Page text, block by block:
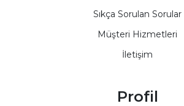
Sıkça Sorulan Sorular
Müşteri Hizmetleri
İletişim
Profil